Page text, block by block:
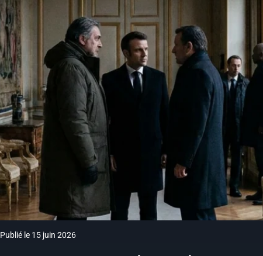
Publié le 15 juin 2026